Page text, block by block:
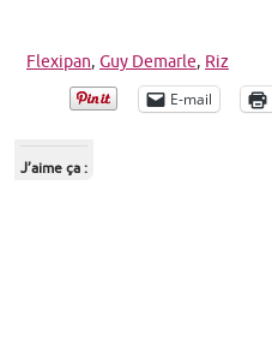
Flexipan, Guy Demarle, Riz
E-mail
J’aime ça :